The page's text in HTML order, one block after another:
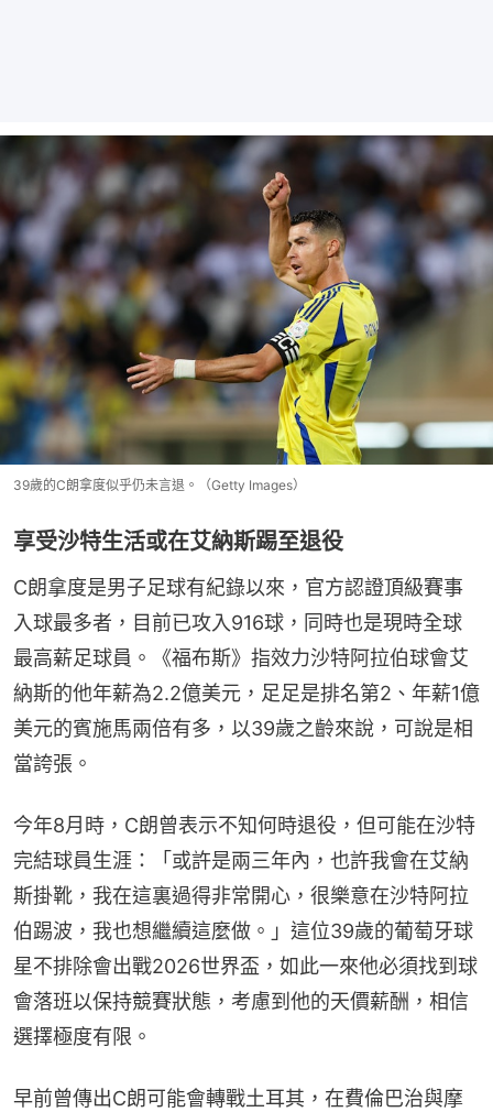
39歲的C朗拿度似乎仍未言退。（Getty Images）
享受沙特生活或在艾納斯踢至退役
C朗拿度是男子足球有紀錄以來，官方認證頂級賽事
入球最多者，目前已攻入916球，同時也是現時全球
最高薪足球員。《福布斯》指效力沙特阿拉伯球會艾
納斯的他年薪為2.2億美元，足足是排名第2、年薪1億
美元的賓施馬兩倍有多，以39歲之齡來說，可說是相
當誇張。
今年8月時，C朗曾表示不知何時退役，但可能在沙特
完結球員生涯：「或許是兩三年內，也許我會在艾納
斯掛靴，我在這裏過得非常開心，很樂意在沙特阿拉
伯踢波，我也想繼續這麼做。」這位39歲的葡萄牙球
星不排除會出戰2026世界盃，如此一來他必須找到球
會落班以保持競賽狀態，考慮到他的天價薪酬，相信
選擇極度有限。
早前曾傳出C朗可能會轉戰土耳其，在費倫巴治與摩